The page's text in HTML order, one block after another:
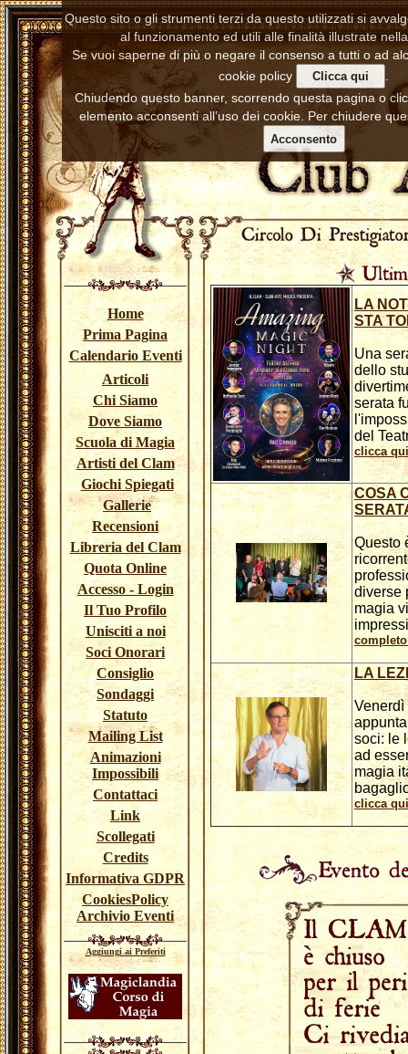
Home
Prima Pagina
Calendario Eventi
Articoli
Chi Siamo
Dove Siamo
Scuola di Magia
Artisti del Clam
Giochi Spiegati
Gallerie
Recensioni
Libreria del Clam
Quota Online
Accesso - Login
Il Tuo Profilo
Unisciti a noi
Soci Onorari
Consiglio
Sondaggi
Statuto
Mailing List
Animazioni
Impossibili
Contattaci
Link
Scollegati
Credits
Informativa GDPR
CookiesPolicy
Archivio Eventi
Aggiungi ai Preferiti
Questo sito o gli strumenti terzi da questo utilizzati si
al funzionamento ed utili alle finalità illustrate
Se vuoi saperne di più o negare il consenso a tutti o ad
cookie policy
Clicca qui
Chiudendo questo banner, scorrendo questa pagina o
elemento acconsenti all’uso dei cookie. Per chiudere
Acconsento
LA
STA
Una
dello
serata
del
clicca
COSA
Questo
diverse
magia
LA
Venerdì
soci: le
ad
magia
clicca